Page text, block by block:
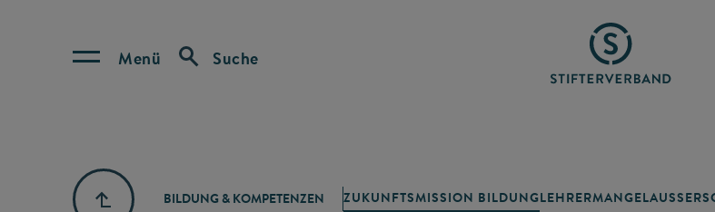
Menü Suche
BILDUNG & KOMPETENZEN ZUKUNFTSMISSION BILDUNGLEHRERMANGEL